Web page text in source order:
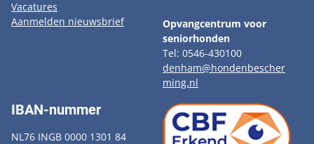
Vacatures
Aanmelden nieuwsbrief
Opvangcentrum voor
seniorhonden
Tel: 0546-430100
denham@hondenbescher
ming.nl
IBAN-nummer
NL76 INGB 0000 1301 84